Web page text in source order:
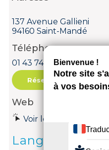
137 Avenue Gallieni
94160 Saint-Mandé
Téléphone
01 43 74 02 39
Réservation
Web
Voir le site internet
Langues parlées